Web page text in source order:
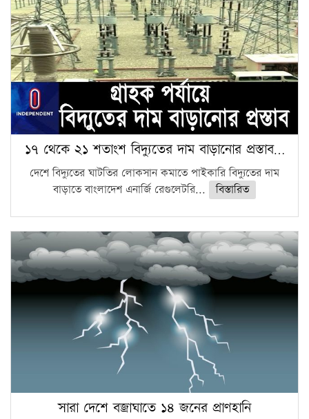
১৭ থেকে ২১ শতাংশ বিদ্যুতের দাম বাড়ানোর প্রস্তাব…
দেশে বিদ্যুতের ঘাটতির লোকসান কমাতে পাইকারি বিদ্যুতের দাম
বাড়াতে বাংলাদেশ এনার্জি রেগুলেটরি...
বিস্তারিত
সারা দেশে বজ্রাঘাতে ১৪ জনের প্রাণহানি